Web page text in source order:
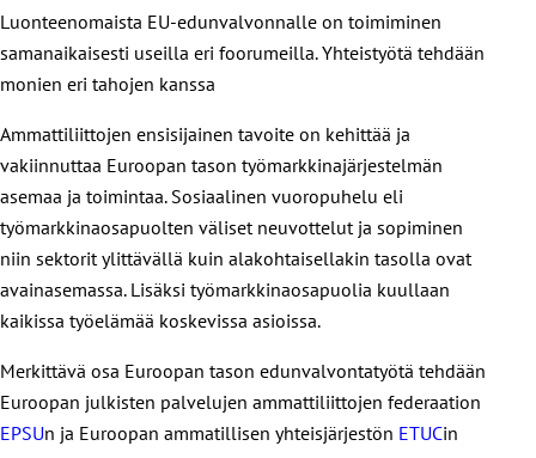
PSI on myös tärkeä kumppaniJHL:n
kehitysyhteistyöhankkeissa
sopimuspolitiikkaa, työllisyyspolitiikkaa ja EU-
vaikuttamiseen sekä globalisaatioon liittyviä teemoja.
lainsäädännön kehityksen seurantaan,
turvallisuuskysymyksiin, kilpailuttamiseen ja työolojen
kehittämiseen.
Luonteenomaista EU-edunvalvonnalle on toimiminen
samanaikaisesti useilla eri foorumeilla. Yhteistyötä tehdään
monien eri tahojen kanssa
Ammattiliittojen ensisijainen tavoite on kehittää ja
vakiinnuttaa Euroopan tason työmarkkinajärjestelmän
asemaa ja toimintaa. Sosiaalinen vuoropuhelu eli
työmarkkinaosapuolten väliset neuvottelut ja sopiminen
niin sektorit ylittävällä kuin alakohtaisellakin tasolla ovat
avainasemassa. Lisäksi työmarkkinaosapuolia kuullaan
kaikissa työelämää koskevissa asioissa.
Merkittävä osa Euroopan tason edunvalvontatyötä tehdään
Euroopan julkisten palvelujen ammattiliittojen federaation
EPSUn ja Euroopan ammatillisen yhteisjärjestön ETUCin